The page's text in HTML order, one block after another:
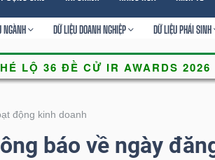
NGÀNH DỮ LIỆU DOANH NGHIỆP DỮ LIỆU PHÁI SINH
động kinh doanh
báo về ngày